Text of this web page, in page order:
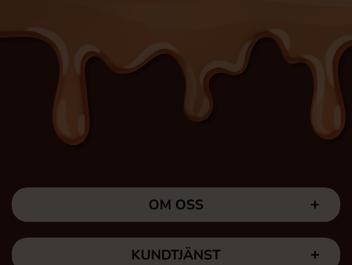
OM OSS
KUNDTJÄNST